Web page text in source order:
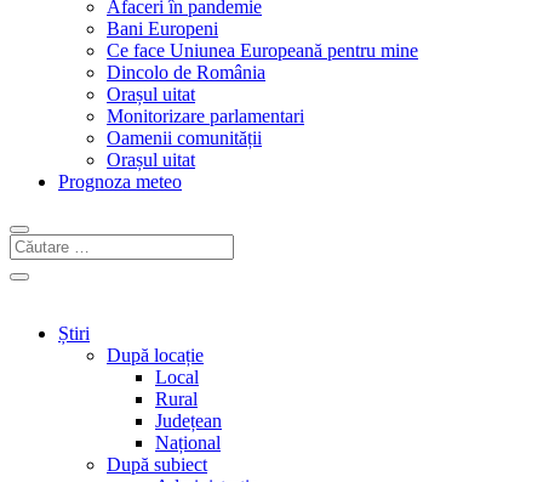
Afaceri în pandemie
Bani Europeni
Ce face Uniunea Europeană pentru mine
Dincolo de România
Orașul uitat
Monitorizare parlamentari
Oamenii comunității
Orașul uitat
Prognoza meteo
Știri
După locație
Local
Rural
Județean
Național
După subiect